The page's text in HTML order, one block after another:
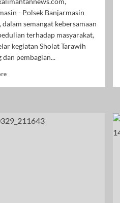
- Polsek Banjarmasin
dalam semangat kebersamaan
terhadap masyarakat,
kegiatan Sholat Tarawih
dan pembagian...
Read
Tengah